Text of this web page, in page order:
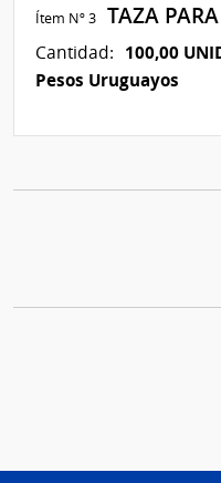
Ítem Nº 3 TAZA
Cantidad: 100,00
Pesos Uruguayos